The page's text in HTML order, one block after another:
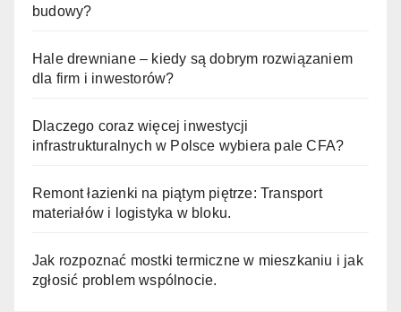
budowy?
Hale drewniane – kiedy są dobrym rozwiązaniem
dla firm i inwestorów?
Dlaczego coraz więcej inwestycji
infrastrukturalnych w Polsce wybiera pale CFA?
Remont łazienki na piątym piętrze: Transport
materiałów i logistyka w bloku.
Jak rozpoznać mostki termiczne w mieszkaniu i jak
zgłosić problem wspólnocie.